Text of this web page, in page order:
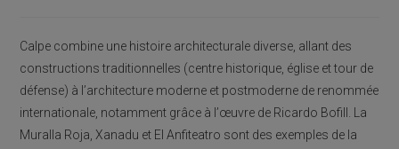
Calpe combine une histoire architecturale diverse, allant des
constructions traditionnelles (centre historique, église et tour de
défense) à l’architecture moderne et postmoderne de renommée
internationale, notamment grâce à l’œuvre de Ricardo Bofill. La
Muralla Roja, Xanadu et El Anfiteatro sont des exemples de la